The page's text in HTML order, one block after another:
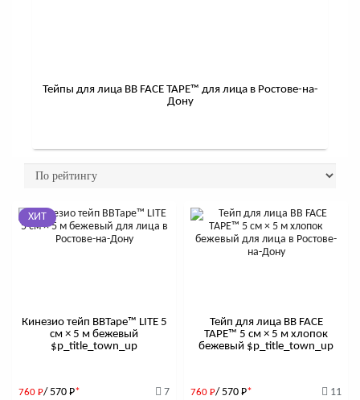
Тейпы для лица BB FACE TAPE™ для лица в Ростове-на-
Дону
ХИТ
Кинезио тейп BBTape™ LITE 5
см × 5 м бежевый
$р_title_town_up
760 Р/ 570 Р* 7
Тейп для лица BB FACE
TAPE™ 5 см × 5 м хлопок
бежевый $р_title_town_up
760 Р/ 570 Р* 11